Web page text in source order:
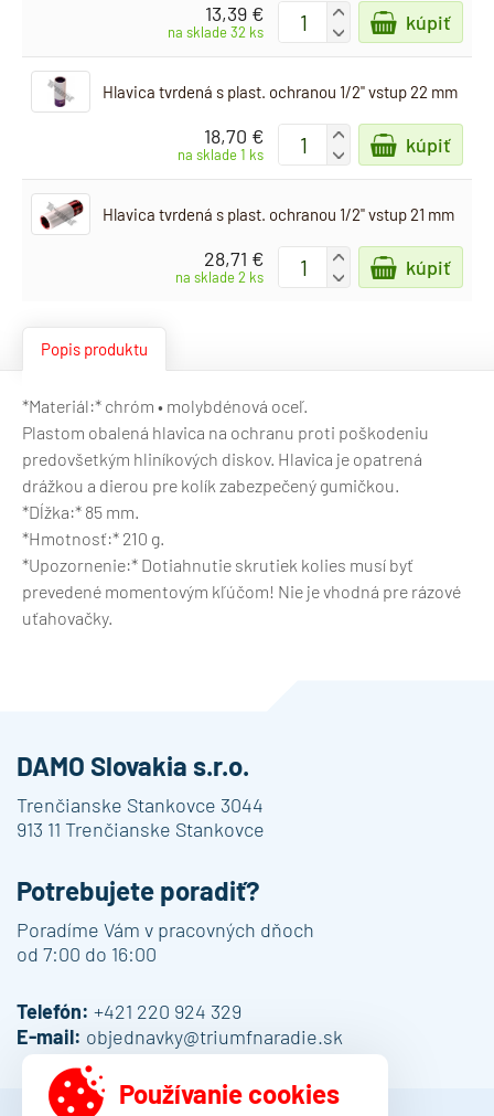
13,39 €
na sklade 32 ks
+
-
kúpiť
Hlavica tvrdená s plast. ochranou 1/2" vstup 22 mm
18,70 €
na sklade 1 ks
+
-
kúpiť
Hlavica tvrdená s plast. ochranou 1/2" vstup 21 mm
28,71 €
na sklade 2 ks
+
-
kúpiť
Popis produktu
*Materiál:* chróm • molybdénová oceľ.
Plastom obalená hlavica na ochranu proti poškodeniu
predovšetkým hliníkových diskov. Hlavica je opatrená
drážkou a dierou pre kolík zabezpečený gumičkou.
*Dĺžka:* 85 mm.
*Hmotnosť:* 210 g.
*Upozornenie:* Dotiahnutie skrutiek kolies musí byť
prevedené momentovým kľúčom! Nie je vhodná pre rázové
uťahovačky.
DAMO Slovakia s.r.o.
Trenčianske Stankovce 3044
913 11 Trenčianske Stankovce
Potrebujete poradiť?
Poradíme Vám v pracovných dňoch
od 7:00 do 16:00
Telefón: +421 220 924 329
E-mail: objednavky@triumfnaradie.sk
Používanie cookies